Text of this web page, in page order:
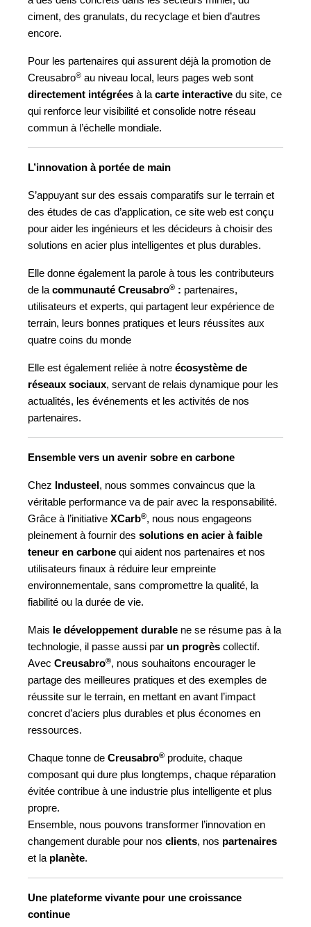
ciment, des granulats, du recyclage et bien d’autres
encore.
Pour les partenaires qui assurent déjà la promotion de
Creusabro® au niveau local, leurs pages web sont
directement intégrées à la carte interactive du site, ce
qui renforce leur visibilité et consolide notre réseau
commun à l’échelle mondiale.
L’innovation à portée de main
S’appuyant sur des essais comparatifs sur le terrain et
des études de cas d’application, ce site web est conçu
pour aider les ingénieurs et les décideurs à choisir des
solutions en acier plus intelligentes et plus durables.
Elle donne également la parole à tous les contributeurs
de la communauté Creusabro® : partenaires,
utilisateurs et experts, qui partagent leur expérience de
terrain, leurs bonnes pratiques et leurs réussites aux
quatre coins du monde
Elle est également reliée à notre écosystème de
réseaux sociaux, servant de relais dynamique pour les
actualités, les événements et les activités de nos
partenaires.
Ensemble vers un avenir sobre en carbone
Chez Industeel , nous sommes convaincus que la
véritable performance va de pair avec la responsabilité.
Grâce à l’initiative XCarb®, nous nous engageons
pleinement à fournir des solutions en acier à faible
teneur en carbone qui aident nos partenaires et nos
utilisateurs finaux à réduire leur empreinte
environnementale, sans compromettre la qualité, la
fiabilité ou la durée de vie.
Mais le développement durable ne se résume pas à la
technologie, il passe aussi par un progrès collectif.
Avec Creusabro®, nous souhaitons encourager le
partage des meilleures pratiques et des exemples de
réussite sur le terrain, en mettant en avant l’impact
concret d’aciers plus durables et plus économes en
ressources.
Chaque tonne de Creusabro® produite, chaque
composant qui dure plus longtemps, chaque réparation
évitée contribue à une industrie plus intelligente et plus
propre.
Ensemble, nous pouvons transformer l’innovation en
changement durable pour nos clients, nos partenaires
et la planète.
Une plateforme vivante pour une croissance
continue